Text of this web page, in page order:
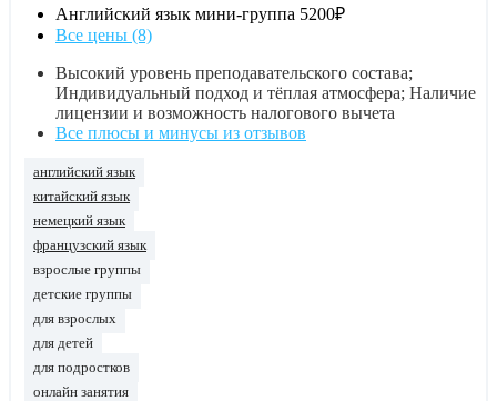
Английский язык мини-группа 5200₽
Все цены (8)
Высокий уровень преподавательского состава;
Индивидуальный подход и тёплая атмосфера; Наличие
лицензии и возможность налогового вычета
Все плюсы и минусы из отзывов
английский язык
китайский язык
немецкий язык
французский язык
взрослые группы
детские группы
для взрослых
для детей
для подростков
онлайн занятия